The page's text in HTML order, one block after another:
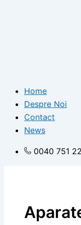
Home
Despre Noi
Contact
News
0040 751